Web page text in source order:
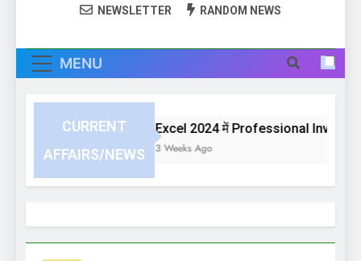
NEWSLETTER RANDOM NEWS
MENU
CURRENT
AFFAIRS/NEWS
Excel 2024 में Professional Invoice
3 Weeks Ago